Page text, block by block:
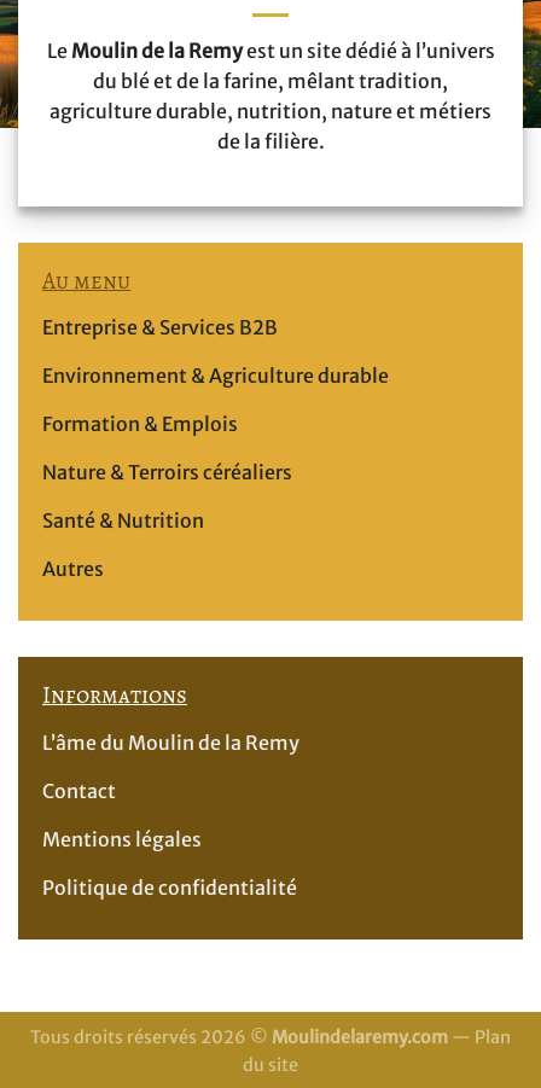
Le Moulin de la Remyest un site dédié à l’univers
du blé et de la farine, mêlant tradition,
agriculture durable, nutrition, nature et métiers
de la filière.
Au menu
Entreprise & Services B2B
Environnement & Agriculture durable
Formation & Emplois
Nature & Terroirs céréaliers
Santé & Nutrition
Autres
Informations
L’âme du Moulin de la Remy
Contact
Mentions légales
Politique de confidentialité
Tous droits réservés 2026 © Moulindelaremy.com — Plan
du site